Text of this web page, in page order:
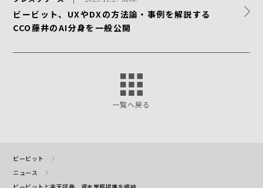
ビービット、UXやDXの方法論・事例を解説する
CCO藤井のAI分身を一般公開
一覧へ戻る
ビービット
ニュース